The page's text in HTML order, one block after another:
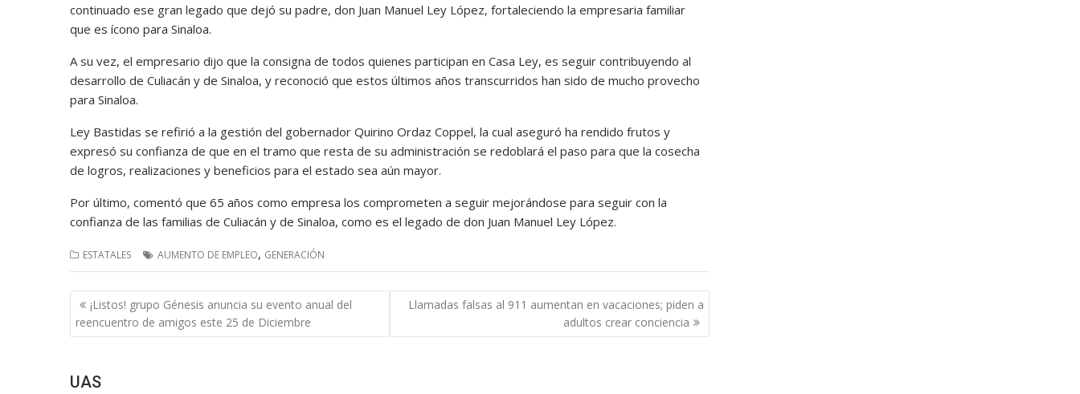
continuado ese gran legado que dejó su padre, don Juan Manuel Ley López, fortaleciendo la empresaria familiar
que es ícono para Sinaloa.
A su vez, el empresario dijo que la consigna de todos quienes participan en Casa Ley, es seguir contribuyendo al
desarrollo de Culiacán y de Sinaloa, y reconoció que estos últimos años transcurridos han sido de mucho provecho
para Sinaloa.
Ley Bastidas se refirió a la gestión del gobernador Quirino Ordaz Coppel, la cual aseguró ha rendido frutos y
expresó su confianza de que en el tramo que resta de su administración se redoblará el paso para que la cosecha
de logros, realizaciones y beneficios para el estado sea aún mayor.
Por último, comentó que 65 años como empresa los comprometen a seguir mejorándose para seguir con la
confianza de las familias de Culiacán y de Sinaloa, como es el legado de don Juan Manuel Ley López.
ESTATALES AUMENTO DE EMPLEO, GENERACIÓN
Navegación
de
entradas
¡Listos! grupo Génesis anuncia su evento anual del
reencuentro de amigos este 25 de Diciembre
Llamadas falsas al 911 aumentan en vacaciones; piden a
adultos crear conciencia
UAS